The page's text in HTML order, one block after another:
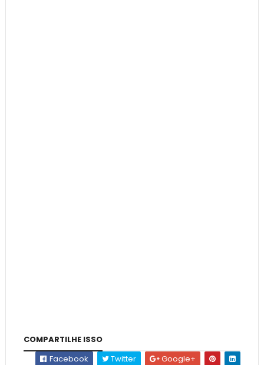
COMPARTILHE ISSO
Facebook
Twitter Google+